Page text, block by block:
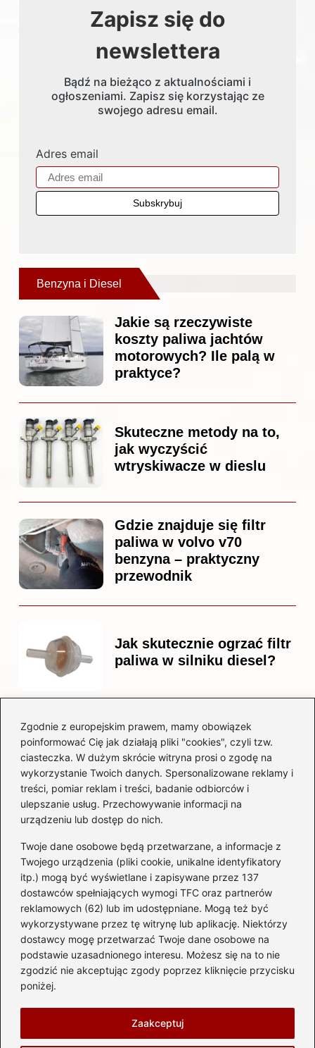
Zgodnie z europejskim prawem, mamy obowiązek
poinformować Cię jak działają pliki "cookies", czyli tzw.
ciasteczka. W dużym skrócie witryna prosi o zgodę na
wykorzystanie Twoich danych. Spersonalizowane reklamy i
treści, pomiar reklam i treści, badanie odbiorców i
ulepszanie usług. Przechowywanie informacji na
urządzeniu lub dostęp do nich.
Twoje dane osobowe będą przetwarzane, a informacje z
Twojego urządzenia (pliki cookie, unikalne identyfikatory
itp.) mogą być wyświetlane i zapisywane przez 137
dostawców spełniających wymogi TFC oraz partnerów
reklamowych (62) lub im udostępniane. Mogą też być
wykorzystywane przez tę witrynę lub aplikację. Niektórzy
dostawcy mogę przetwarzać Twoje dane osobowe na
podstawie uzasadnionego interesu. Możesz się na to nie
zgodzić nie akceptując zgody poprzez kliknięcie przycisku
poniżej.
Zaakceptuj
Zapisz się do
newslettera
Bądź na bieżąco z aktualnościami i
ogłoszeniami. Zapisz się korzystając ze
swojego adresu email.
Adres email
Benzyna i Diesel
Jakie są rzeczywiste
koszty paliwa jachtów
motorowych? Ile palą w
praktyce?
Skuteczne metody na to,
jak wyczyścić
wtryskiwacze w dieslu
Gdzie znajduje się filtr
paliwa w volvo v70
benzyna – praktyczny
przewodnik
Jak skutecznie ogrzać filtr
paliwa w silniku diesel?
Czy warto kupować
diesla? Przewodnik dla
przyszłych właścicieli
Kategorie
Akumulator(74)
Benzyna i Diesel(87)
Motocykle(49)
Opony(81)
Prawo jazdy(77)
Samochody(237)
Silnik(83)